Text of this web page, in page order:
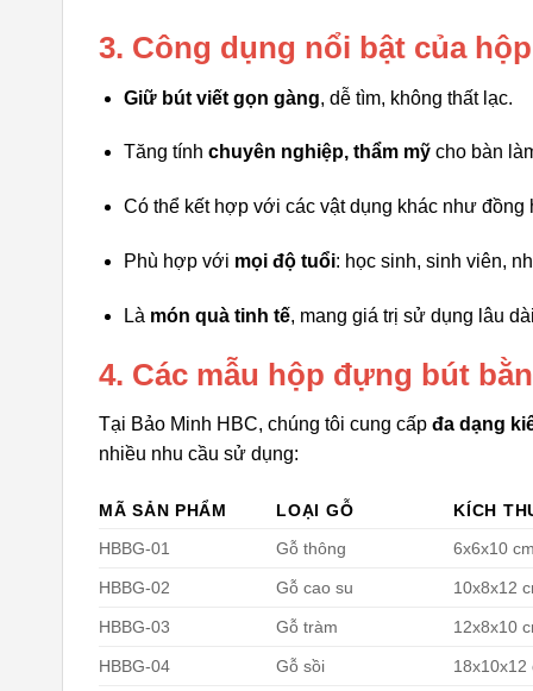
3. Công dụng nổi bật của
Giữ bút viết gọn gàng, dễ tìm, không thất lạc.
Tăng tính chuyên nghiệp, thẩm mỹcho bàn
Có thể kết hợp với các vật dụng khác như
Phù hợp với mọi độ tuổi: học sinh, sinh viên,
Là món quà tinh tế, mang giá trị sử dụng lâu
4. Các mẫu hộp đựng bút
Tại Bảo Minh HBC, chúng tôi cung cấp đa dạng
nhiều nhu cầu sử dụng:
MÃ SẢN PHẨM LOẠI GỖ KÍCH
HBBG-01
Gỗ thông 6x6x10 cm
HBBG-02 Gỗ cao su 10x8x12
HBBG-03 Gỗ tràm 12x8x10
HBBG-04 Gỗ sồi 18x10x12